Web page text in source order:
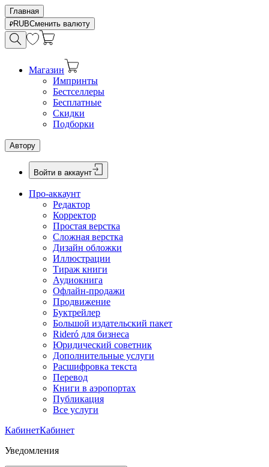
Главная
RUBСменить валюту
Магазин
Импринты
Бестселлеры
Бесплатные
Скидки
Подборки
Автору
Войти в аккаунт
Про-аккаунт
Редактор
Корректор
Простая верстка
Сложная верстка
Дизайн обложки
Иллюстрации
Тираж книги
Аудиокнига
Офлайн-продажи
Продвижение
Буктрейлер
Большой издательский пакет
Rideró для бизнеса
Юридический советник
Дополнительные услуги
Расшифровка текста
Перевод
Книги в аэропортах
Публикация
Все услуги
КабинетКабинет
Уведомления